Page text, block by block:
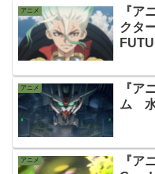
アニメ
『ア
クタ
アニメ
『ア
ム
アニメ
『ア